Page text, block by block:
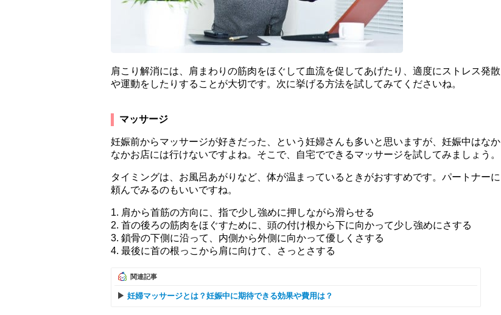
肩こり解消には、肩まわりの筋肉をほぐして血流を促してあげたり、適度にストレス発散
や運動をしたりすることが大切です。次に挙げる方法を試してみてくださいね。
マッサージ
妊娠前からマッサージが好きだった、という妊婦さんも多いと思いますが、妊娠中はなか
なかお店には行けないですよね。そこで、自宅でできるマッサージを試してみましょう。
タイミングは、お風呂あがりなど、体が温まっているときがおすすめです。パートナーに
頼んでみるのもいいですね。
1. 肩から首筋の方向に、指で少し強めに押しながら滑らせる
2. 首の後ろの筋肉をほぐすために、頭の付け根から下に向かって少し強めにさする
3. 鎖骨の下側に沿って、内側から外側に向かって優しくさする
4. 最後に首の根っこから肩に向けて、さっとさする
関連記事
妊婦マッサージとは？妊娠中に期待できる効果や費用は？